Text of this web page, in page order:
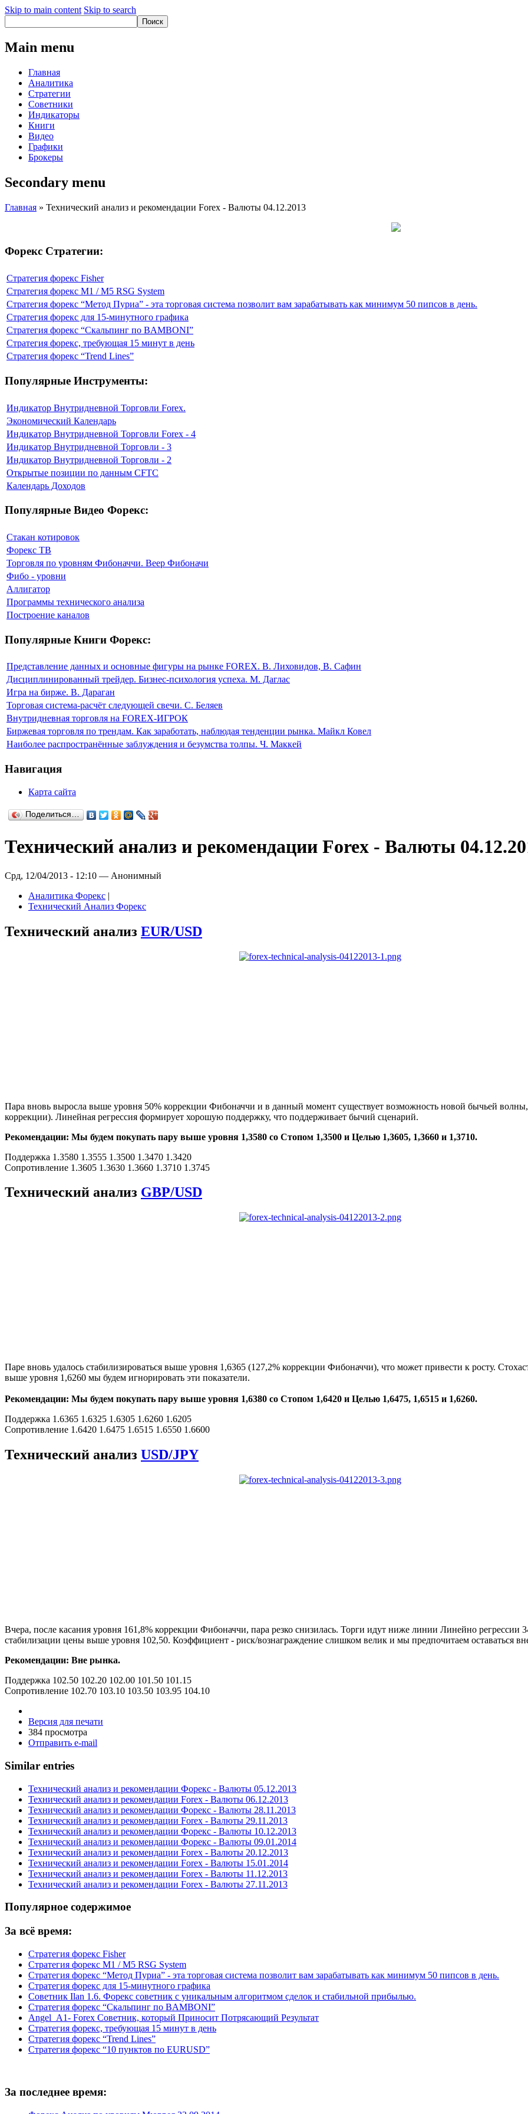
Skip to main content Skip to search
Main menu
Главная
Аналитика
Стратегии
Советники
Индикаторы
Книги
Видео
Графики
Брокеры
Secondary menu
Главная » Технический анализ и рекомендации Forex - Валюты 04.12.2013
Форекс Стратегии:
Стратегия форекс Fisher
Стратегия форекс M1 / M5 RSG System
Стратегия форекс “Метод Пуриа” - эта торговая система позволит вам зарабатывать как минимум 50 пипсов в день.
Стратегия форекс для 15-минутного графика
Стратегия форекс “Скальпинг по BAMBONI”
Стратегия форекс, требующая 15 минут в день
Стратегия форекс “Trend Lines”
Популярные Инструменты:
Индикатор Внутридневной Торговли Forex.
Экономический Календарь
Индикатор Внутридневной Торговли Forex - 4
Индикатор Внутридневной Торговли - 3
Индикатор Внутридневной Торговли - 2
Открытые позиции по данным CFTC
Календарь Доходов
Популярные Видео Форекс:
Стакан котировок
Форекс ТВ
Торговля по уровням Фибоначчи. Веер Фибоначи
Фибо - уровни
Аллигатор
Программы технического анализа
Построение каналов
Популярные Книги Форекс:
Представление данных и основные фигуры на рынке FOREX. В. Лиховидов, В. Сафин
Дисциплинированный трейдер. Бизнес-психология успеха. М. Даглас
Игра на бирже. В. Дараган
Торговая система-расчёт следующей свечи. С. Беляев
Внутридневная торговля на FOREX-ИГРОК
Биржевая торговля по трендам. Как заработать, наблюдая тенденции рынка. Майкл Ковел
Наиболее распространённые заблуждения и безумства толпы. Ч. Маккей
Навигация
Карта сайта
Поделиться…
Технический анализ и рекомендации Forex - Валюты
Срд, 12/04/2013 - 12:10 — Анонимный
Аналитика Форекс |
Технический Анализ Форекс
Технический анализ EUR/USD
Пара вновь выросла выше уровня 50% коррекции Фибоначчи и в данный момент существует возможность новой бычьей
коррекции). Линейная регрессия формирует хорошую поддержку, что поддерживает бычий сценарий.
Рекомендации: Мы будем покупать пару выше уровня 1,3580 со Стопом 1,3500 и Целью 1,3605, 1,3660 и 1,3710.
Поддержка 1.3580 1.3555 1.3500 1.3470 1.3420
Сопротивление 1.3605 1.3630 1.3660 1.3710 1.3745
Технический анализ GBP/USD
Паре вновь удалось стабилизироваться выше уровня 1,6365 (127,2% коррекции Фибоначчи), что может привести к росту.
выше уровня 1,6260 мы будем игнорировать эти показатели.
Рекомендации: Мы будем покупать пару выше уровня 1,6380 со Стопом 1,6420 и Целью 1,6475, 1,6515 и 1,6260.
Поддержка 1.6365 1.6325 1.6305 1.6260 1.6205
Сопротивление 1.6420 1.6475 1.6515 1.6550 1.6600
Технический анализ USD/JPY
Вчера, после касания уровня 161,8% коррекции Фибоначчи, пара резко снизилась. Торги идут ниже линии Линейно
стабилизации цены выше уровня 102,50. Коэффициент - риск/вознаграждение слишком велик и мы предпочитаем оставаться
Рекомендации: Вне рынка.
Поддержка 102.50 102.20 102.00 101.50 101.15
Сопротивление 102.70 103.10 103.50 103.95 104.10
Версия для печати
384 просмотра
Отправить e-mail
Similar entries
Технический анализ и рекомендации Форекс - Валюты 05.12.2013
Технический анализ и рекомендации Forex - Валюты 06.12.2013
Технический анализ и рекомендации Форекс - Валюты 28.11.2013
Технический анализ и рекомендации Forex - Валюты 29.11.2013
Технический анализ и рекомендации Форекс - Валюты 10.12.2013
Технический анализ и рекомендации Форекс - Валюты 09.01.2014
Технический анализ и рекомендации Forex - Валюты 20.12.2013
Технический анализ и рекомендации Forex - Валюты 15.01.2014
Технический анализ и рекомендации Forex - Валюты 11.12.2013
Технический анализ и рекомендации Forex - Валюты 27.11.2013
Популярное содержимое
За всё время:
Стратегия форекс Fisher
Стратегия форекс M1 / M5 RSG System
Стратегия форекс “Метод Пуриа” - эта торговая система позволит вам зарабатывать как минимум 50 пипсов в день.
Стратегия форекс для 15-минутного графика
Советник Ilan 1.6. Форекс советник с уникальным алгоритмом сделок и стабильной прибылью.
Стратегия форекс “Скальпинг по BAMBONI”
Angel_A1- Forex Советник, который Приносит Потрясающий Результат
Стратегия форекс, требующая 15 минут в день
Стратегия форекс “Trend Lines”
Стратегия форекс “10 пунктов по EURUSD”
За последнее время: